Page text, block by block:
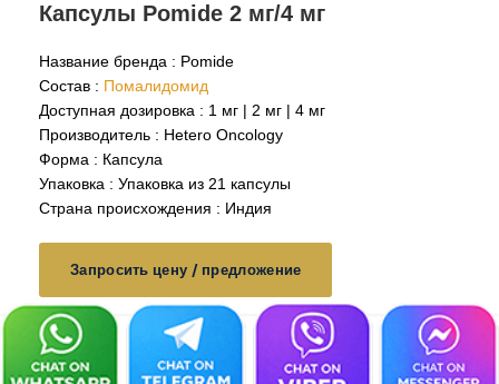
Капсулы Pomide 2 мг/4 мг
Название бренда : Pomide
Состав : Помалидомид
Доступная дозировка : 1 мг | 2 мг | 4 мг
Производитель : Hetero Oncology
Форма : Капсула
Упаковка : Упаковка из 21 капсулы
Страна происхождения : Индия
Запросить цену / предложение